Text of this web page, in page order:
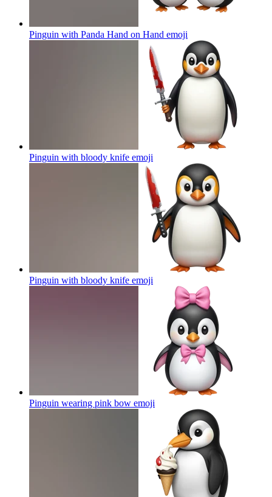
Pinguin with Panda Hand on Hand emoji
Pinguin with bloody knife emoji
Pinguin with bloody knife emoji
Pinguin wearing pink bow emoji